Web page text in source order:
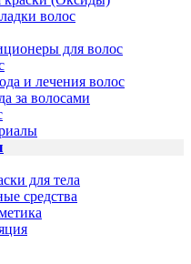
волос
для волос
и лечения волос
за волосами
для тела
средства